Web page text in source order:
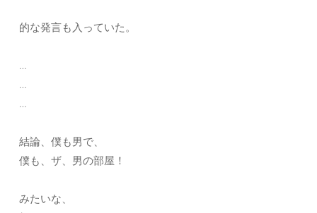
的な発言も入っていた。
…
…
…
結論、僕も男で、
僕も、ザ、男の部屋！
みたいな、